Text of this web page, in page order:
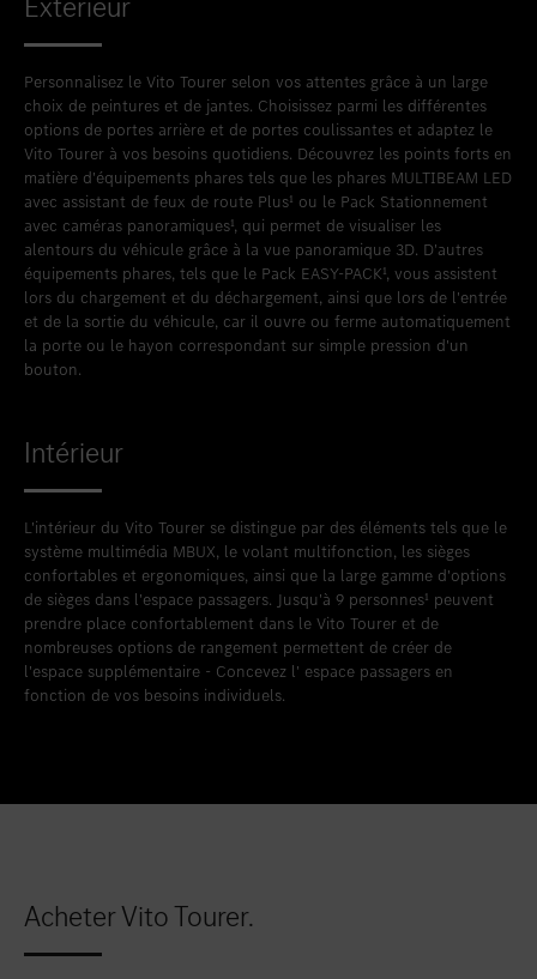
Personnalisez le Vito Tourer selon vos attentes grâce à un large
choix de peintures et de jantes. Choisissez parmi les différentes
options de portes arrière et de portes coulissantes et adaptez le
Vito Tourer à vos besoins quotidiens. Découvrez les points forts en
matière d'équipements phares tels que les phares MULTIBEAM LED
avec assistant de feux de route Plus¹ ou le Pack Stationnement
avec caméras panoramiques¹, qui permet de visualiser les
alentours du véhicule grâce à la vue panoramique 3D. D'autres
équipements phares, tels que le Pack EASY-PACK¹, vous assistent
lors du chargement et du déchargement, ainsi que lors de l'entrée
et de la sortie du véhicule, car il ouvre ou ferme automatiquement
la porte ou le hayon correspondant sur simple pression d'un
bouton.
Intérieur
L'intérieur du Vito Tourer se distingue par des éléments tels que le
système multimédia MBUX, le volant multifonction, les sièges
confortables et ergonomiques, ainsi que la large gamme d'options
de sièges dans l'espace passagers. Jusqu'à 9 personnes¹ peuvent
prendre place confortablement dans le Vito Tourer et de
nombreuses options de rangement permettent de créer de
l'espace supplémentaire - Concevez l' espace passagers en
fonction de vos besoins individuels.
Acheter Vito Tourer.